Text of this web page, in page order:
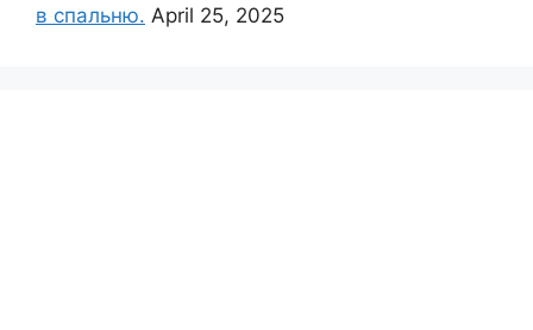
в спальню. April 25, 2025